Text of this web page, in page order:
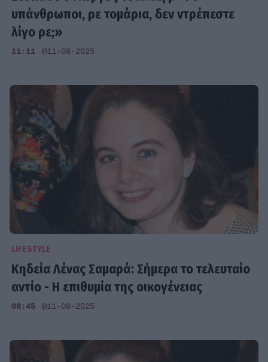
υπάνθρωποι, ρε τομάρια, δεν ντρέπεστε
λίγο ρε;»
11:11 @11-08-2025
LIFESTYLE
Κηδεία Λένας Σαμαρά: Σήμερα το τελευταίο
αντίο - Η επιθυμία της οικογένειας
08:45 @11-08-2025